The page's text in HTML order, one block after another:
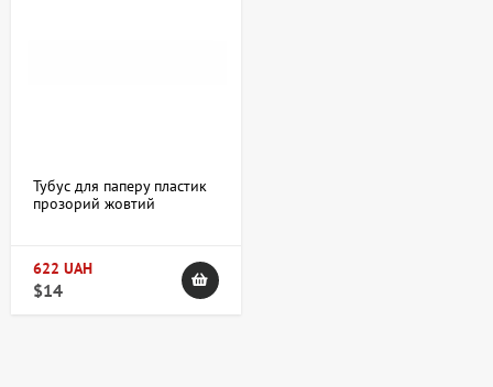
Тубус для паперу пластик
прозорий жовтий
622 UAH
$14